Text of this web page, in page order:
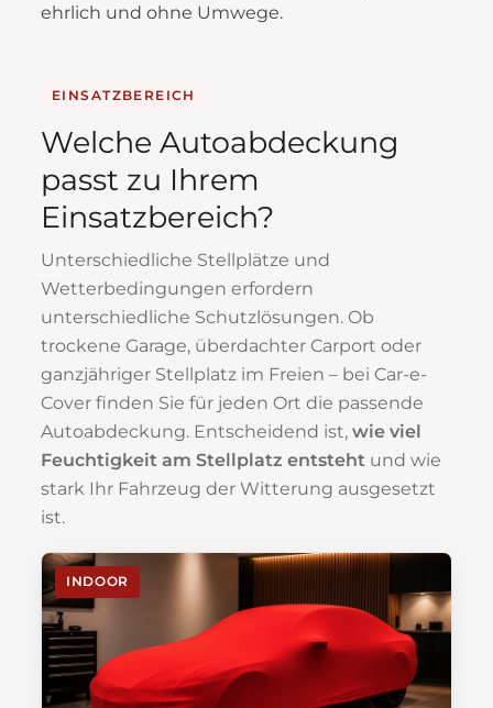
ehrlich und ohne Umwege.
EINSATZBEREICH
Welche Autoabdeckung
passt zu Ihrem
Einsatzbereich?
Unterschiedliche Stellplätze und
Wetterbedingungen erfordern
unterschiedliche Schutzlösungen. Ob
trockene Garage, überdachter Carport oder
ganzjähriger Stellplatz im Freien – bei Car-e-
Cover finden Sie für jeden Ort die passende
Autoabdeckung. Entscheidend ist, wie viel
Feuchtigkeit am Stellplatz entsteht und wie
stark Ihr Fahrzeug der Witterung ausgesetzt
ist.
INDOOR